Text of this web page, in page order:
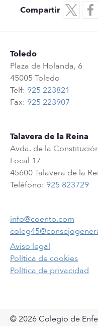
Compartir
Toledo
Plaza de Holanda, 6
45005 Toledo
Telf: 925 223821
Fax: 925 223907
Talavera de la Reina
Avda. de la
Local 17
45600 Talavera de la
Teléfono: 925 823729
info@coento.com
Aviso legal
Política de cookies
Política de privacidad
© 2026 Colegio de